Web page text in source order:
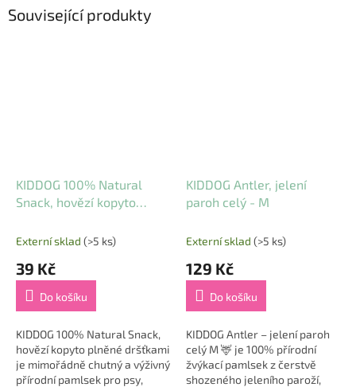
Související produkty
KIDDOG 100% Natural
Snack, hovězí kopyto
Externí sklad (>5 ks)
39 Kč
Do košíku
KIDDOG 100% Natural Snack,
hovězí kopyto plněné dršťkami
je mimořádně chutný a výživný
přírodní pamlsek pro psy,
KIDDOG Antler, jelení
paroh celý - M
Externí sklad (>5 ks)
129 Kč
Do košíku
KIDDOG Antler – jelení paroh
celý M 🦌 je 100% přírodní
žvýkací pamlsek z čerstvě
shozeného jeleního paroží,